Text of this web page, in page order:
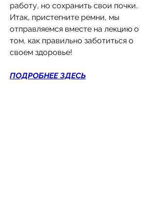
работу, но сохранить свои почки.
Итак, пристегните ремни, мы
отправляемся вместе на лекцию о
том, как правильно заботиться о
своем здоровье!
ПОДРОБНЕЕ ЗДЕСЬ